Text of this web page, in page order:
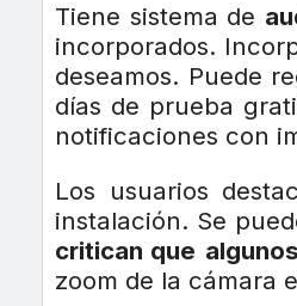
Tiene sistema de
incorporados.
deseamos. Puede
días de prueba
notificaciones con
Los usuarios
instalación. Se
critican que
zoom de la cámara